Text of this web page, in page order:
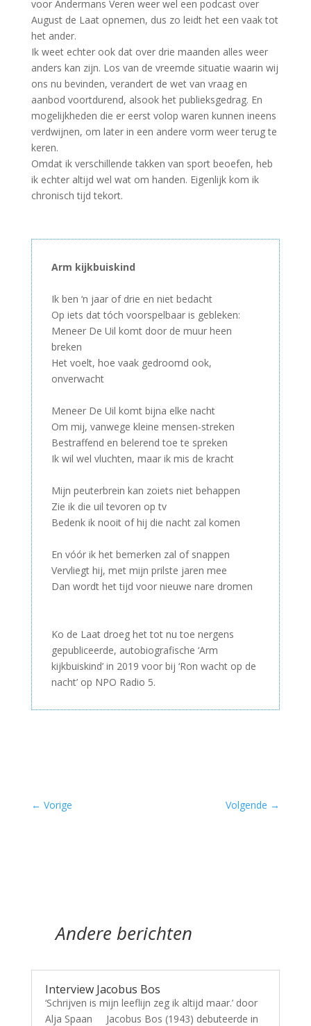
voor Andermans Veren weer wel een podcast over
August de Laat opnemen, dus zo leidt het een vaak tot
het ander.
Ik weet echter ook dat over drie maanden alles weer
anders kan zijn. Los van de vreemde situatie waarin wij
ons nu bevinden, verandert de wet van vraag en
aanbod voortdurend, alsook het publieksgedrag. En
mogelijkheden die er eerst volop waren kunnen ineens
verdwijnen, om later in een andere vorm weer terug te
keren.
Omdat ik verschillende takken van sport beoefen, heb
ik echter altijd wel wat om handen. Eigenlijk kom ik
chronisch tijd tekort.
Arm kijkbuiskind
Ik ben ‘n jaar of drie en niet bedacht
Op iets dat tóch voorspelbaar is gebleken:
Meneer De Uil komt door de muur heen
breken
Het voelt, hoe vaak gedroomd ook,
onverwacht
Meneer De Uil komt bijna elke nacht
Om mij, vanwege kleine mensen-streken
Bestraffend en belerend toe te spreken
Ik wil wel vluchten, maar ik mis de kracht
Mijn peuterbrein kan zoiets niet behappen
Zie ik die uil tevoren op tv
Bedenk ik nooit of hij die nacht zal komen
En vóór ik het bemerken zal of snappen
Vervliegt hij, met mijn prilste jaren mee
Dan wordt het tijd voor nieuwe nare dromen
Ko de Laat droeg het tot nu toe nergens
gepubliceerde, autobiografische ‘Arm
kijkbuiskind’ in 2019 voor bij ‘Ron wacht op de
nacht’ op NPO Radio 5.
← Vorige Volgende →
Andere berichten
Interview Jacobus Bos
‘Schrijven is mijn leeflijn zeg ik altijd maar.’ door
Alja Spaan Jacobus Bos (1943) debuteerde in